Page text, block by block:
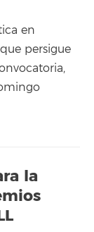
en
persigue
la